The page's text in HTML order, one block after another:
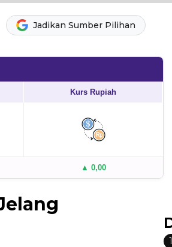
Jadikan Sumber Pilihan
Kurs Rupiah
▲ 0,00
1